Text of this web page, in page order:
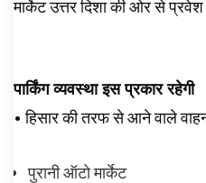
मार्केट उत्तर दिशा की ओर से
पार्किंग व्यवस्था इस प्रकार रहेगी
• हिसार की तरफ से आने वाले
पुरानी ऑटो मार्केट